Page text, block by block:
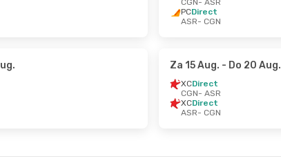
CGN- ASR
PCDirect
ASR- CGN
Za 15 Aug. - Do 20 Aug.
XCDirect
CGN- ASR
XCDirect
ASR- CGN